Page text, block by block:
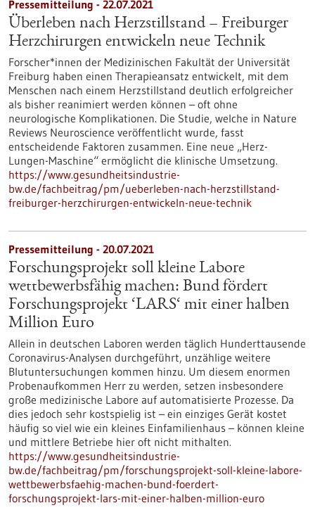
Pressemitteilung - 22.07.2021
Überleben nach Herzstillstand – Freiburger
Herzchirurgen entwickeln neue Technik
Forscher*innen der Medizinischen Fakultät der Universität
Freiburg haben einen Therapieansatz entwickelt, mit dem
Menschen nach einem Herzstillstand deutlich erfolgreicher
als bisher reanimiert werden können – oft ohne
neurologische Komplikationen. Die Studie, welche in Nature
Reviews Neuroscience veröffentlicht wurde, fasst
entscheidende Faktoren zusammen. Eine neue „Herz-
Lungen-Maschine“ ermöglicht die klinische Umsetzung.
https://www.gesundheitsindustrie-
bw.de/fachbeitrag/pm/ueberleben-nach-herzstillstand-
freiburger-herzchirurgen-entwickeln-neue-technik
Pressemitteilung - 20.07.2021
Forschungsprojekt soll kleine Labore
wettbewerbsfähig machen: Bund fördert
Forschungsprojekt ‘LARS‘ mit einer halben
Million Euro
Allein in deutschen Laboren werden täglich Hunderttausende
Coronavirus-Analysen durchgeführt, unzählige weitere
Blutuntersuchungen kommen hinzu. Um diesem enormen
Probenaufkommen Herr zu werden, setzen insbesondere
große medizinische Labore auf automatisierte Prozesse. Da
dies jedoch sehr kostspielig ist – ein einziges Gerät kostet
häufig so viel wie ein kleines Einfamilienhaus – können kleine
und mittlere Betriebe hier oft nicht mithalten.
https://www.gesundheitsindustrie-
bw.de/fachbeitrag/pm/forschungsprojekt-soll-kleine-labore-
wettbewerbsfaehig-machen-bund-foerdert-
forschungsprojekt-lars-mit-einer-halben-million-euro